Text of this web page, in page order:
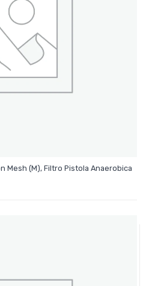
Mesh (M), Filtro Pistola Anaerobica